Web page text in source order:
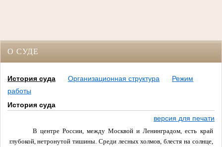
О СУДЕ
История суда Организационная структура
Режим
работы
История суда
версия для печати
В центре России, между Москвой и Ленинградом, есть край
глубокой, нетронутой тишины. Среди лесных холмов, блестя на солнце,